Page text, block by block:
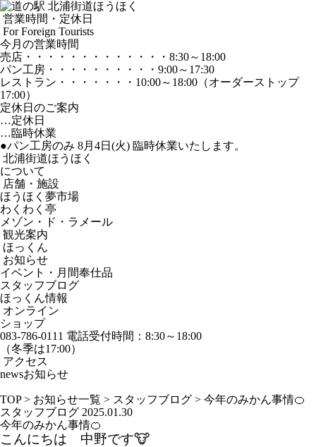
営業時間・定休日
For Foreign Tourists
今月の営業時間
売店 ・・・・・・・・・・・・・ 8:30～18:00
パン工房 ・・・・・・・・・・ 9:00～17:30
レストラン ・・・・・・・ 10:00～18:00 （オーダーストップ
17:00）
定休日のご案内
…定休日
…臨時休業
●パン工房のみ 8月4日(火) 臨時休業いたします。
北浦街道ほうほく
について
店舗・施設
ほうほく夢市場
わくわく亭
メゾン・ド・ラメール
観光案内
ほっくん
お知らせ
イベント・月間奉仕品
スタッフブログ
ほっくん情報
オンライン
ショップ
083-786-0111 電話受付時間：8:30～18:00
（冬季は17:00）
アクセス
newsお知らせ
TOP> お知らせ一覧 > スタッフブログ > 今年のみかん事情🍊
スタッフブログ 2025.01.30
今年のみかん事情🍊
こんにちは 中野です🐮